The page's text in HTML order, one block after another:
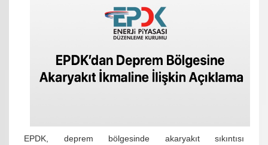
EPDK, deprem bölgesinde akaryakıt sıkıntısı